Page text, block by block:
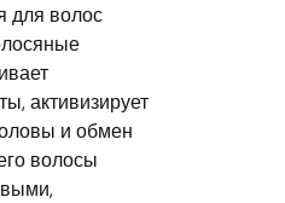
для волос
активизирует
и обмен
волосы